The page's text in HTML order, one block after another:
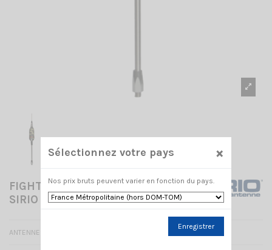
FIGHTER P5000 3/8 w/shaft
SIRIO
ANTENNE MOBILE
Sélectionnez votre pays ×
Nos prix bruts peuvent varier en fonction du pays.
Enregistrer